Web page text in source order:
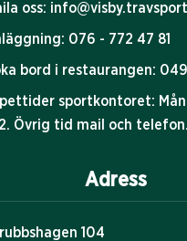
oss:
076 - 772 47 81
bord i restaurangen:
sportkontoret:
Övrig tid mail och
Adress
104